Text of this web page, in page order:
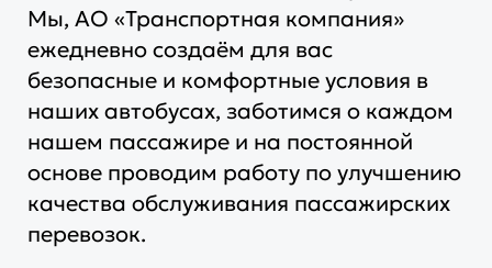
Мы, АО «Транспортная компания»
ежедневно создаём для вас
безопасные и комфортные условия в
наших автобусах, заботимся о каждом
нашем пассажире и на постоянной
основе проводим работу по улучшению
качества обслуживания пассажирских
перевозок.